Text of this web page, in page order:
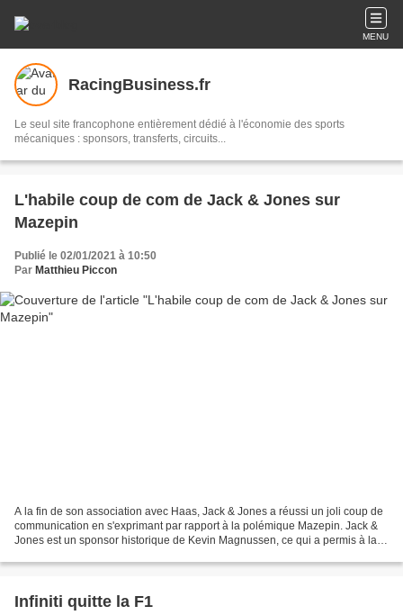
MENU
RacingBusiness.fr
Le seul site francophone entièrement dédié à l'économie des sports
mécaniques : sponsors, transferts, circuits...
L'habile coup de com de Jack & Jones sur
Mazepin
Publié le 02/01/2021 à 10:50
Par Matthieu Piccon
A la fin de son association avec Haas, Jack & Jones a réussi un joli coup de
communication en s'exprimant par rapport à la polémique Mazepin. Jack &
Jones est un sponsor historique de Kevin Magnussen, ce qui a permis à la
Infiniti quitte la F1